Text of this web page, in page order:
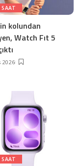
SAAT
kolundan
Watch Fıt 5
2026
SAAT